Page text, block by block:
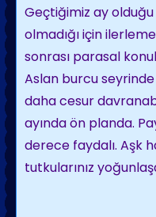
Geçtiğimiz ay
olmadığı için
sonrası parasal
Aslan burcu seyrinde
daha cesur
ayında ön planda.
derece faydalı. Aşk
tutkularınız